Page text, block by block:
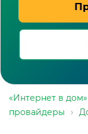
«Интернет в дом»
провайдеры
›